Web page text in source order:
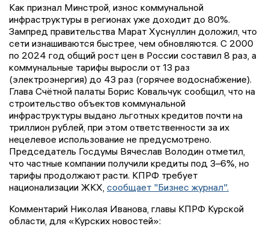
Как признал Минстрой, износ коммунальной
инфраструктуры в регионах уже доходит до 80%.
Зампред правительства Марат Хуснуллин доложил, что
сети изнашиваются быстрее, чем обновляются. С 2000
по 2024 год общий рост цен в России составил 8 раз, а
коммунальные тарифы выросли от 13 раз
(электроэнергия) до 43 раз (горячее водоснабжение).
Глава Счётной палаты Борис Ковальчук сообщил, что на
строительство объектов коммунальной
инфраструктуры выдано льготных кредитов почти на
триллион рублей, при этом ответственности за их
нецелевое использование не предусмотрено.
Председатель Госдумы Вячеслав Володин отметил,
что частные компании получили кредиты под 3–6%, но
тарифы продолжают расти. КПРФ требует
национализации ЖКХ, сообщает "Бизнес журнал".
Комментарий Николая Иванова, главы КПРФ Курской
области, для «Курских новостей»: